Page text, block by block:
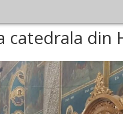
la catedrala din Huşi
catedrala din
Martie Aprilie